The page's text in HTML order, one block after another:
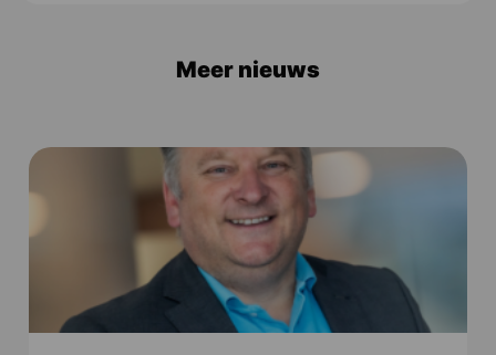
Meer nieuws